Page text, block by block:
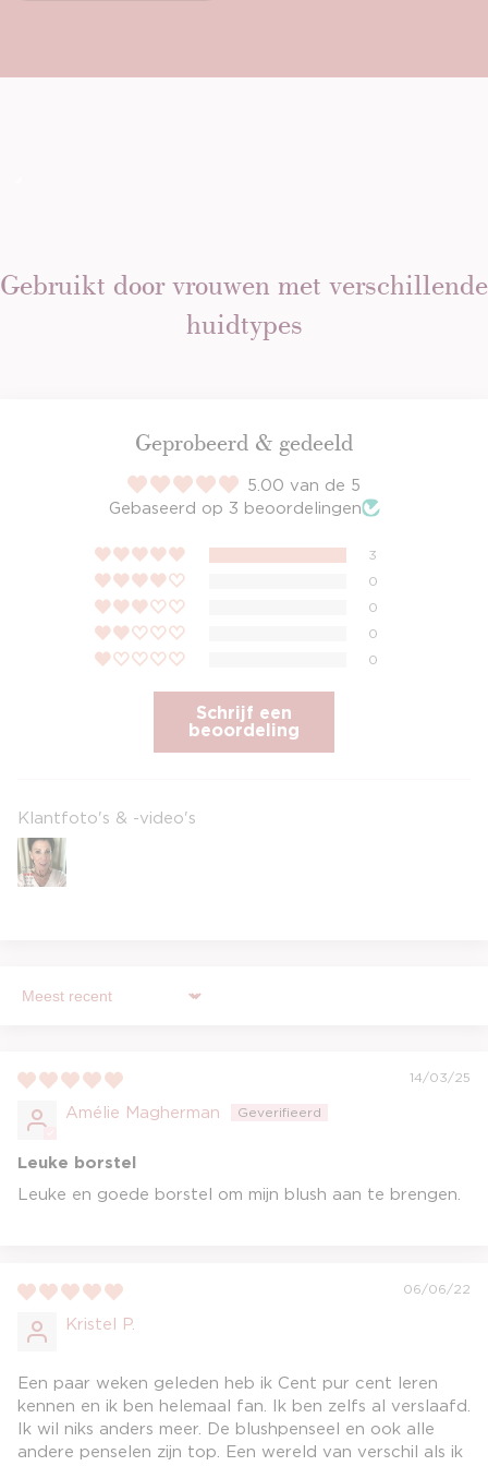
Gebruikt door vrouwen met verschillende
huidtypes
Geprobeerd & gedeeld
5.00 van de 5
Gebaseerd op 3 beoordelingen
3
0
0
0
0
Schrijf een
beoordeling
Klantfoto's & -video's
Sort by
14/03/25
Amélie Magherman
Leuke borstel
Leuke en goede borstel om mijn blush aan te brengen.
06/06/22
Kristel P.
Een paar weken geleden heb ik Cent pur cent leren
kennen en ik ben helemaal fan. Ik ben zelfs al verslaafd.
Ik wil niks anders meer. De blushpenseel en ook alle
andere penselen zijn top. Een wereld van verschil als ik